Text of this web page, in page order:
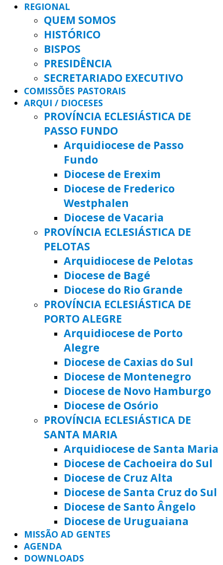
REGIONAL
QUEM SOMOS
HISTÓRICO
BISPOS
PRESIDÊNCIA
SECRETARIADO EXECUTIVO
COMISSÕES PASTORAIS
ARQUI / DIOCESES
PROVÍNCIA ECLESIÁSTICA DE
PASSO FUNDO
Arquidiocese de Passo
Fundo
Diocese de Erexim
Diocese de Frederico
Westphalen
Diocese de Vacaria
PROVÍNCIA ECLESIÁSTICA DE
PELOTAS
Arquidiocese de Pelotas
Diocese de Bagé
Diocese do Rio Grande
PROVÍNCIA ECLESIÁSTICA DE
PORTO ALEGRE
Arquidiocese de Porto
Alegre
Diocese de Caxias do Sul
Diocese de Montenegro
Diocese de Novo Hamburgo
Diocese de Osório
PROVÍNCIA ECLESIÁSTICA DE
SANTA MARIA
Arquidiocese de Santa Maria
Diocese de Cachoeira do Sul
Diocese de Cruz Alta
Diocese de Santa Cruz do Sul
Diocese de Santo Ângelo
Diocese de Uruguaiana
MISSÃO AD GENTES
AGENDA
DOWNLOADS